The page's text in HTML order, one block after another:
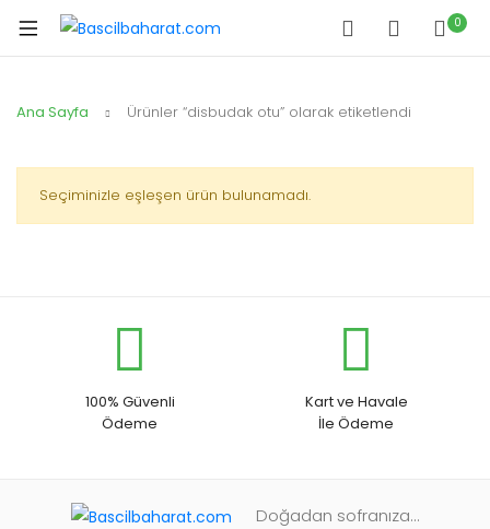
0
Ana Sayfa Ürünler “disbudak otu” olarak etiketlendi
Seçiminizle eşleşen ürün bulunamadı.
100% Güvenli
Ödeme
Kart ve Havale
İle Ödeme
Doğadan sofranıza...